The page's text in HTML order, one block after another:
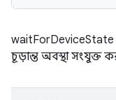
চূড়ান্ত অবস্থা সংযুক্ত